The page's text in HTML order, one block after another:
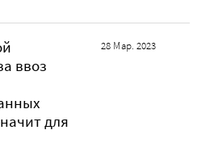
ввоз
для
28 Мар. 2023